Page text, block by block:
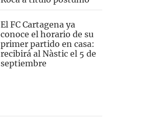
El FC Cartagena ya
conoce el horario de su
primer partido en casa:
recibirá al Nàstic el 5 de
septiembre